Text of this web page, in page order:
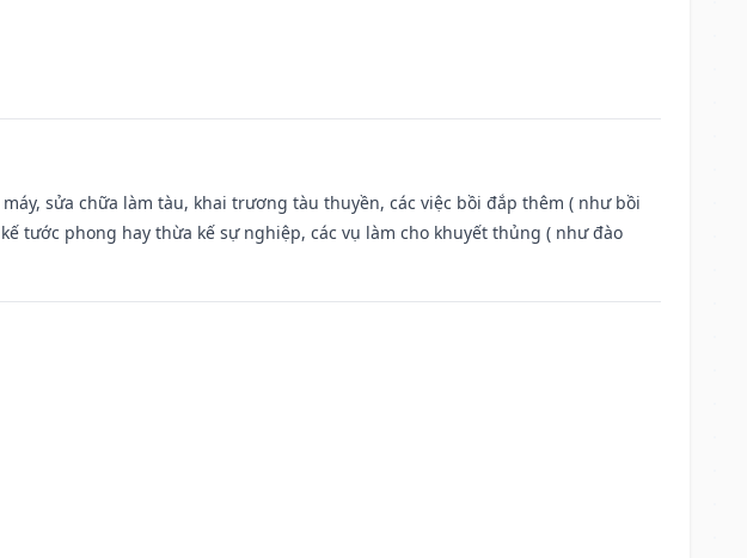
sửa chữa làm tàu, khai trương tàu thuyền, các việc bồi đắp thêm ( như bồi
tước phong hay thừa kế sự nghiệp, các vụ làm cho khuyết thủng ( như đào